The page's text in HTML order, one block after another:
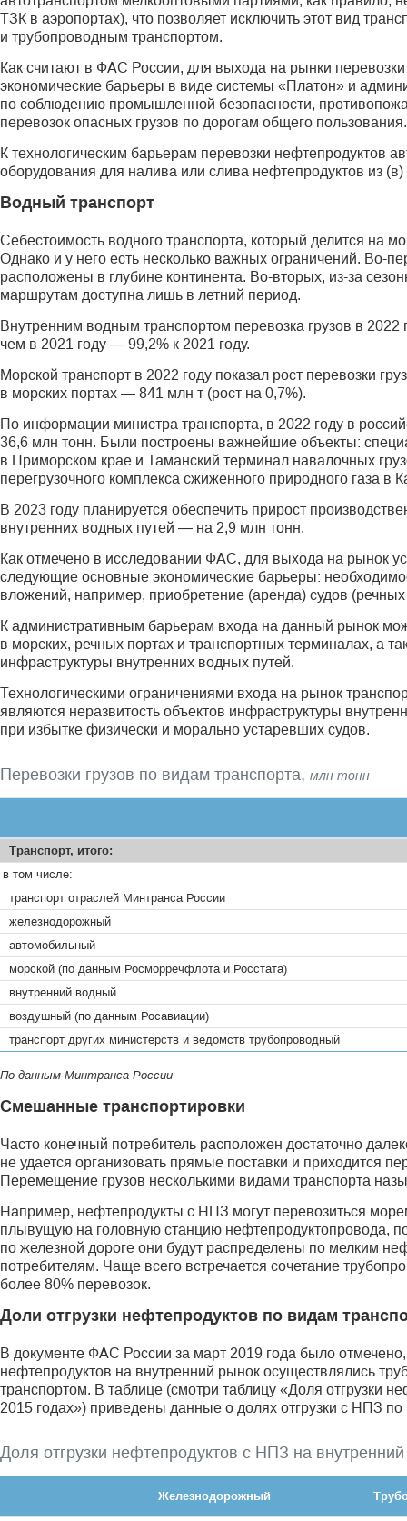
ТЗК в аэропортах), что позволяет исключить этот вид
и трубопроводным транспортом.
Как считают в ФАС России, для выхода на рынки
экономические барьеры в виде системы «Платон» и
по соблюдению промышленной безопасности,
перевозок опасных грузов по дорогам общего пользования.
К технологическим барьерам перевозки нефтепродуктов
оборудования для налива или слива нефтепродуктов из
Водный транспорт
Себестоимость водного транспорта, который делится на
Однако и у него есть несколько важных ограничений.
расположены в глубине континента. Во-вторых, из-за
маршрутам доступна лишь в летний период.
Внутренним водным транспортом перевозка грузов в 2022
чем в 2021 году — 99,2% к 2021 году.
Морской транспорт в 2022 году показал рост перевозки
в морских портах — 841 млн т (рост на 0,7%).
По информации министра транспорта, в 2022 году в
36,6 млн тонн. Были построены важнейшие объекты:
в Приморском крае и Таманский терминал навалочных
перегрузочного комплекса сжиженного природного газа в
В 2023 году планируется обеспечить прирост
внутренних водных путей — на 2,9 млн тонн.
Как отмечено в исследовании ФАС, для выхода на рынок
следующие основные экономические барьеры:
вложений, например, приобретение (аренда) судов
К административным барьерам входа на данный рынок
в морских, речных портах и транспортных терминалах, а
инфраструктуры внутренних водных путей.
Технологическими ограничениями входа на рынок
являются неразвитость объектов инфраструктуры
при избытке физически и морально устаревших судов.
Перевозки грузов по видам транспорта, млн тонн
Транспорт, итого:
в том числе:
транспорт отраслей Минтранса России
железнодорожный
автомобильный
морской (по данным Росморречфлота и Росстата)
внутренний водный
воздушный (по данным Росавиации)
транспорт других министерств и ведомств трубопроводный
По данным Минтранса России
Смешанные транспортировки
Часто конечный потребитель расположен достаточно
не удается организовать прямые поставки и приходится
Перемещение грузов несколькими видами транспорта
Например, нефтепродукты с НПЗ могут перевозиться
плывущую на головную станцию нефте­продуктопровода,
по железной дороге они будут распределены по мелким
потребителям. Чаще всего встречается сочетание
более 80% перевозок.
Доли отгрузки нефтепродуктов по видам
В документе ФАС России за март 2019 года было
нефтепродуктов на внутренний рынок осуществлялись
транспортом. В таблице (смотри таблицу «Доля отгрузки
2015 годах») приведены данные о долях отгрузки с НПЗ по
Доля отгрузки нефтепродуктов с НПЗ на
Железнодорожный